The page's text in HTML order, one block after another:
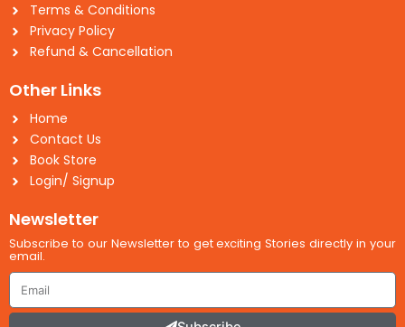
Terms & Conditions
Privacy Policy
Refund & Cancellation
Other Links
Home
Contact Us
Book Store
Login/ Signup
Newsletter
Subscribe to our Newsletter to get exciting Stories directly in your
email.
Email